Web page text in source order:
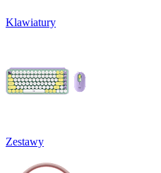
Klawiatury
Zestawy